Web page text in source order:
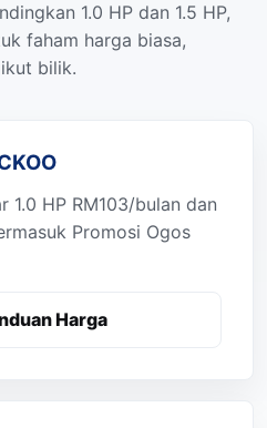
1.0 HP dan 1.5 HP,
faham harga biasa,
bilik.
1.0 HP RM103/bulan dan
Promosi Ogos
Harga